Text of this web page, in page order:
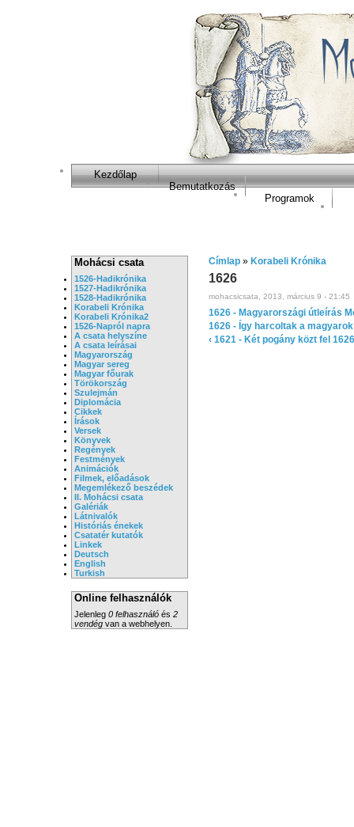
Kezdőlap
Bemutatkozás
Programok
Mohácsi csata
1526-Hadikrónika
1527-Hadikrónika
1528-Hadikrónika
Korabeli Krónika
Korabeli Krónika2
1526-Napról napra
A csata helyszíne
A csata leírásai
Magyarország
Magyar sereg
Magyar főurak
Törökország
Szulejmán
Diplomácia
Cikkek
Írások
Versek
Könyvek
Regények
Festmények
Animációk
Filmek, előadások
Megemlékező beszédek
II. Mohácsi csata
Galériák
Látnivalók
Históriás énekek
Csatatér kutatók
Linkek
Deutsch
English
Turkish
Online felhasználók
Jelenleg 0 felhasználó és 2
vendég van a webhelyen.
Címlap » Korabeli Krónika
1626
mohacsicsata, 2013, március 9 - 21:45
1626 - Magyarországi útleírás
1626 - Így harcoltak a magyarok
‹ 1621 - Két pogány közt fel